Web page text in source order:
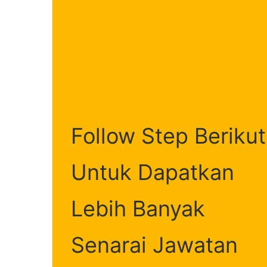
Follow Step Berikut
Untuk Dapatkan
Lebih Banyak
Senarai Jawatan
Settle
PTPTN
Cara Settle